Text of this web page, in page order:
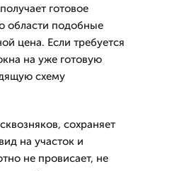
готовое
области подобные
цена. Если требуется
на уже готовую
схему
сохраняет
на участок и
не провисает, не